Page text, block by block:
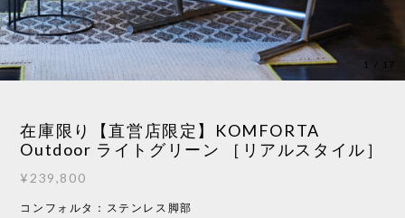
1
在庫限り【直営店限定】KOMFORTA
Outdoor ライトグリーン ［リアルスタイル］
¥239,800
コンフォルタ：ステンレス脚部